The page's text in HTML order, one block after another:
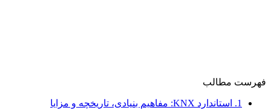
فهرست مطالب
1.
استاندارد KNX: مفاهیم بنیادی، تاریخچه و مزایا